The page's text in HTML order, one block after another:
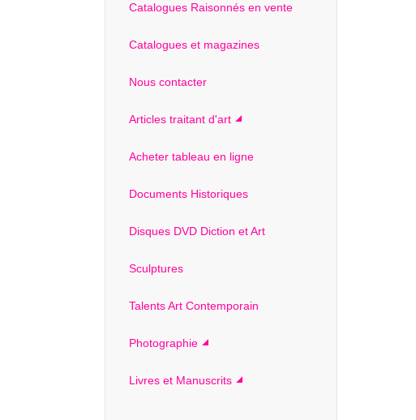
Catalogues Raisonnés en vente
Catalogues et magazines
Nous contacter
Articles traitant d'art
Acheter tableau en ligne
Documents Historiques
Disques DVD Diction et Art
Sculptures
Talents Art Contemporain
Photographie
Livres et Manuscrits